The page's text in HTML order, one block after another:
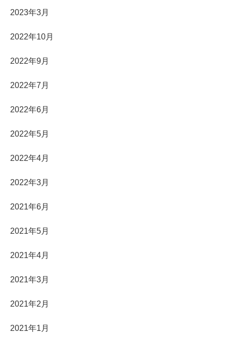
2023年3月
2022年10月
2022年9月
2022年7月
2022年6月
2022年5月
2022年4月
2022年3月
2021年6月
2021年5月
2021年4月
2021年3月
2021年2月
2021年1月